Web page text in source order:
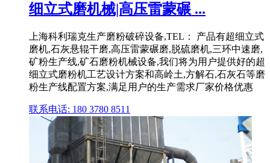
细立式磨机械|高压雷蒙碾 ...
上海科利瑞克生产磨粉破碎设备,TEL： 产品有超细立式
磨机,石灰悬辊干磨,高压雷蒙碾磨,脱硫磨机,三环中速磨,
矿粉生产线,矿石磨粉机械设备,我们将为用户提供好的超
细立式磨粉机工艺设计方案和高岭土,方解石,石灰石等磨
粉生产线配置方案,满足用户的生产需求厂家价格优惠
联系电话: 180 3780 8511